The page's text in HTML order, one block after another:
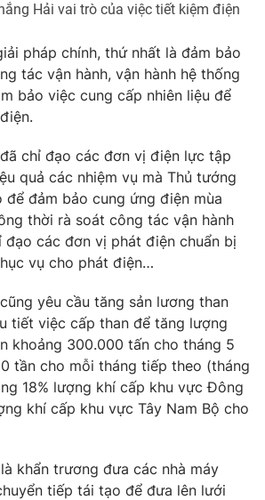
báo in và báo điện tử số 483/GP-BTTTT
Thủy
Thị Mỹ Hạnh, Phạm Quốc Thắng,
355 931 - 024.38 355 932
024.66 897 897
7300.7108
rõ nguồn VTV.vn khi phát hành lại
Hải vai trò của việc tiết kiệm điện
pháp chính, thứ nhất là đảm bảo
tác vận hành, vận hành hệ thống
bảo việc cung cấp nhiên liệu để
chỉ đạo các đơn vị điện lực tập
quả các nhiệm vụ mà Thủ tướng
để đảm bảo cung ứng điện mùa
thời rà soát công tác vận hành
đạo các đơn vị phát điện chuẩn bị
vụ cho phát điện…
yêu cầu tăng sản lương than
tiết việc cấp than để tăng lượng
khoảng 300.000 tấn cho tháng 5
tần cho mỗi tháng tiếp theo (tháng
18% lượng khí cấp khu vực Đông
khí cấp khu vực Tây Nam Bộ cho
khẩn trương đưa các nhà máy
tiếp tái tạo để đưa lên lưới